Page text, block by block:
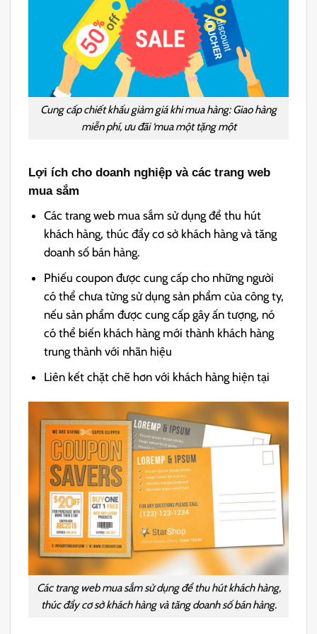
Cung cấp chiết khấu giảm giá khi mua hàng: Giao hàng
miễn phí, ưu đãi ‘mua một tặng một
Lợi ích cho doanh nghiệp và các trang web
mua sắm
Các trang web mua sắm sử dụng để thu hút
khách hàng, thúc đẩy cơ sở khách hàng và tăng
doanh số bán hàng.
Phiếu coupon được cung cấp cho những người
có thể chưa từng sử dụng sản phẩm của công ty,
nếu sản phẩm được cung cấp gây ấn tượng, nó
có thể biến khách hàng mới thành khách hàng
trung thành với nhãn hiệu
Liên kết chặt chẽ hơn với khách hàng hiện tại
Các trang web mua sắm sử dụng để thu hút khách hàng,
thúc đẩy cơ sở khách hàng và tăng doanh số bán hàng.